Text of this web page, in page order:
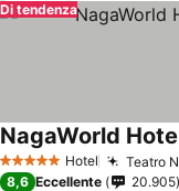
Di tendenza
5 Stelle Hotel Teatro
NagaWorld
8,6 Eccellente 20.905